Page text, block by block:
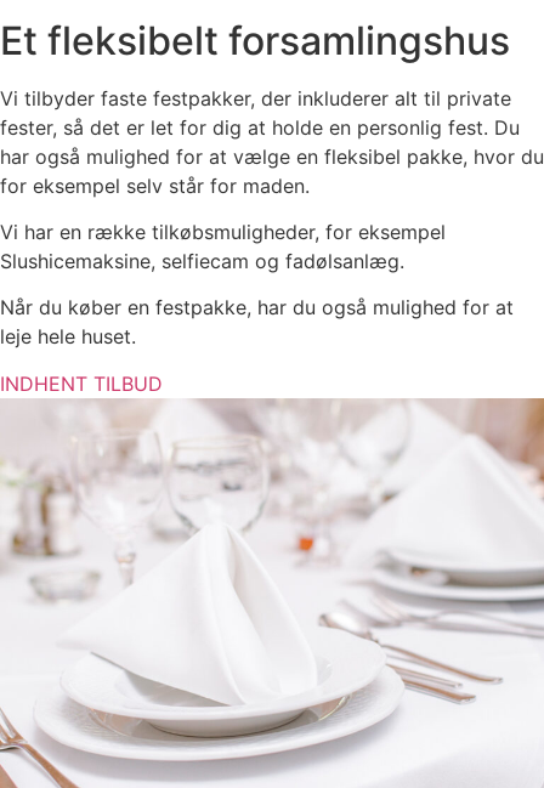
Et fleksibelt forsamlingshus
Vi tilbyder faste festpakker, der inkluderer alt til private
fester, så det er let for dig at holde en personlig fest. Du
har også mulighed for at vælge en fleksibel pakke, hvor du
for eksempel selv står for maden.
Vi har en række tilkøbsmuligheder, for eksempel
Slushicemaksine, selfiecam og fadølsanlæg.
Når du køber en festpakke, har du også mulighed for at
leje hele huset.
INDHENT TILBUD